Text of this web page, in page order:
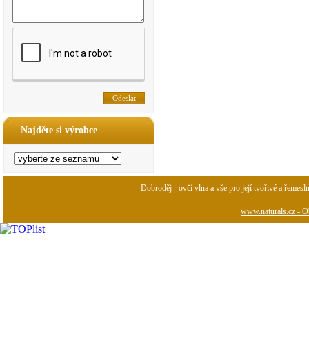
Najděte si výrobce
Dobroděj - ovčí vlna a vše pro její tvořivé a
www.naturals.cz -